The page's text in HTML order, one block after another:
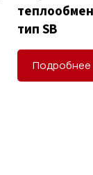
тип SB
Подробнее